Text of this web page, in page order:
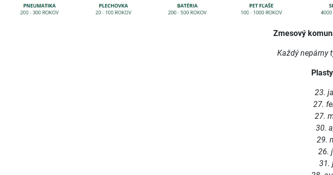
Zmesový
Každý nepárny
23.
27.
27.
30.
29.
26.
31.